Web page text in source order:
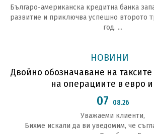
Българо-американска кредитна банка
развитие и приключва успешно второто
год. ...
НОВИНИ
Двойно обозначаване на таксите
на операциите в евро
07 08.26
Уважаеми клиенти,
Бихме искали да ви уведомим, че